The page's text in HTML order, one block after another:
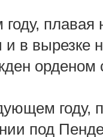
году,
в вырезке
орденом
году,
под